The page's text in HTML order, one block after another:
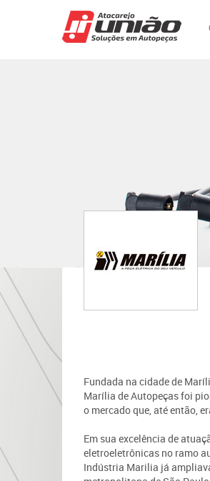
Fundada na cidade de
Marília de Autopeças foi
o mercado que, até então,
Em sua excelência de
eletroeletrônicas no ramo
Indústria Marilia já